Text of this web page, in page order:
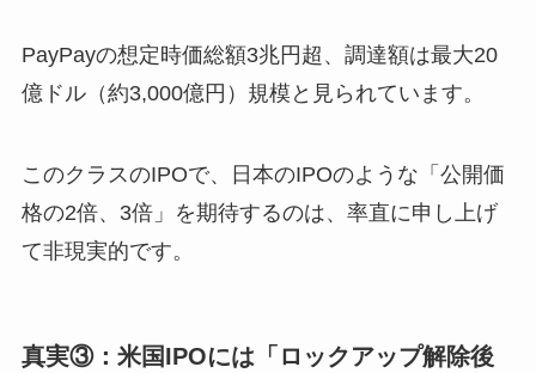
PayPayの想定時価総額3兆円超、調達額は最大20
億ドル（約3,000億円）規模と見られています。
このクラスのIPOで、日本のIPOのような「公開価
格の2倍、3倍」を期待するのは、率直に申し上げ
て非現実的です。
真実③：米国IPOには「ロックアップ解除後